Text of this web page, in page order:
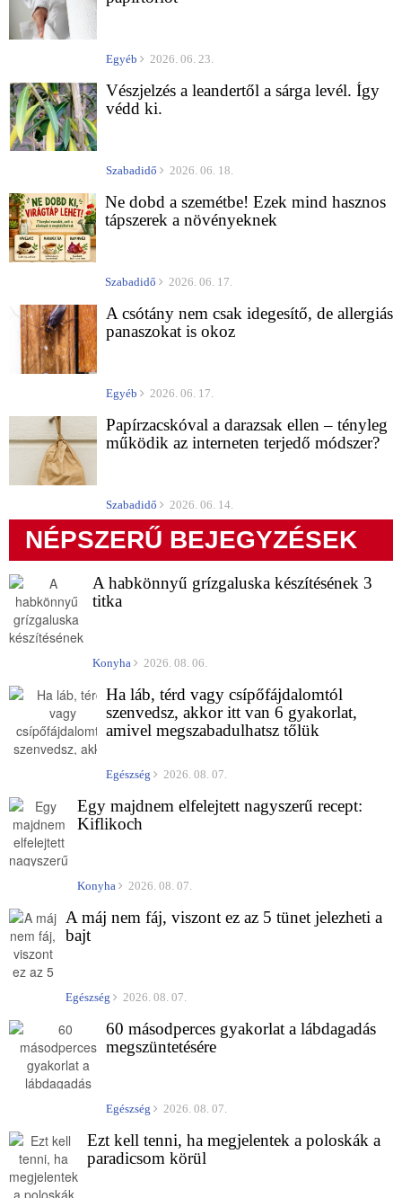
Egyéb 2026. 06. 23.
Vészjelzés a leandertől a sárga levél. Így
védd ki.
Szabadidő 2026. 06. 18.
Ne dobd a szemétbe! Ezek mind hasznos
tápszerek a növényeknek
Szabadidő 2026. 06. 17.
A csótány nem csak idegesítő, de allergiás
panaszokat is okoz
Egyéb 2026. 06. 17.
Papírzacskóval a darazsak ellen – tényleg
működik az interneten terjedő módszer?
Szabadidő 2026. 06. 14.
NÉPSZERŰ BEJEGYZÉSEK
A habkönnyű grízgaluska készítésének 3
titka
Konyha 2026. 08. 06.
Ha láb, térd vagy csípőfájdalomtól
szenvedsz, akkor itt van 6 gyakorlat,
amivel megszabadulhatsz tőlük
Egészség 2026. 08. 07.
Egy majdnem elfelejtett nagyszerű recept:
Kiflikoch
Konyha 2026. 08. 07.
A máj nem fáj, viszont ez az 5 tünet jelezheti a
bajt
Egészség 2026. 08. 07.
60 másodperces gyakorlat a lábdagadás
megszüntetésére
Egészség 2026. 08. 07.
Ezt kell tenni, ha megjelentek a poloskák a
paradicsom körül